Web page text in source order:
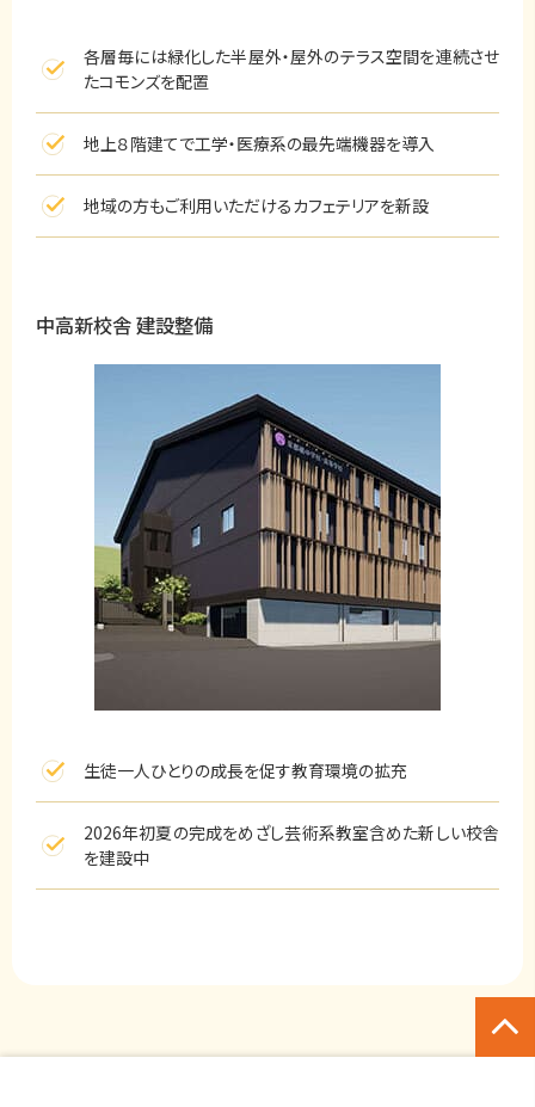
各層毎には緑化した半屋外・屋外のテラス空間を連続させ
たコモンズを配置
地上８階建てで工学・医療系の最先端機器を導入
地域の方もご利用いただけるカフェテリアを新設
中高新校舎 建設整備
生徒一人ひとりの成長を促す教育環境の拡充
2026年初夏の完成をめざし芸術系教室含めた新しい校舎
を建設中
ページ